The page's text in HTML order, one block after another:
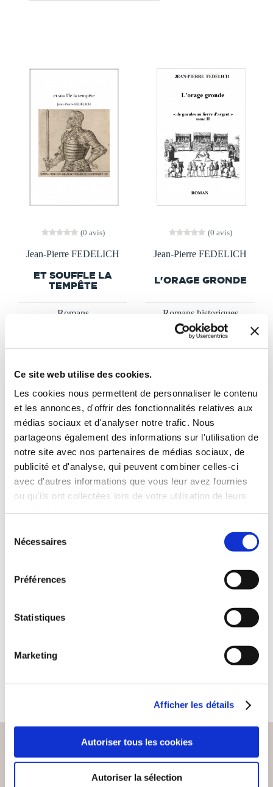
Ce site web utilise des cookies.
Les cookies nous permettent de personnaliser le contenu
et les annonces, d'offrir des fonctionnalités relatives aux
médias sociaux et d'analyser notre trafic. Nous
partageons également des informations sur l'utilisation de
notre site avec nos partenaires de médias sociaux, de
publicité et d'analyse, qui peuvent combiner celles-ci
avec d'autres informations que vous leur avez fournies
ou qu'ils ont collectées lors de votre utilisation de leurs
Nécessaires
Préférences
Statistiques
Marketing
Afficher les détails
Autoriser tous les cookies
Autoriser la sélection
(0 avis)
Jean-Pierre FEDELICH
ET SOUFFLE LA
TEMPÊTE
Romans
(0 avis)
Jean-Pierre FEDELICH
L'ORAGE GRONDE
Romans historiques
10€99
Jean-Pierre FEDELICH Jean-PIerre FEDELICH
PAIEMENT SÉCURISÉ